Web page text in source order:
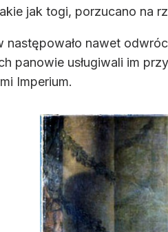
jak togi, porzucano na
następowało nawet
panowie usługiwali im
Imperium.